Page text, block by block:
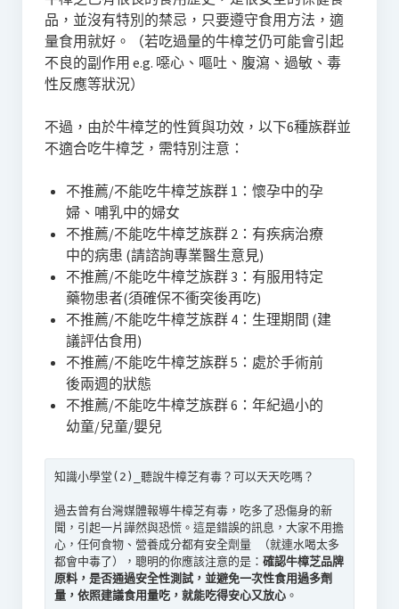
品，並沒有特別的禁忌，只要遵守食用方法，適
量食用就好。（若吃過量的牛樟芝仍可能會引起
不良的副作用 e.g. 噁心、嘔吐、腹瀉、過敏、毒
性反應等狀況）
不過，由於牛樟芝的性質與功效，以下6種族群並
不適合吃牛樟芝，需特別注意：
不推薦/不能吃牛樟芝族群 1：懷孕中的孕
婦、哺乳中的婦女
不推薦/不能吃牛樟芝族群 2：有疾病治療
中的病患 (請諮詢專業醫生意見)
不推薦/不能吃牛樟芝族群 3：有服用特定
藥物患者(須確保不衝突後再吃)
不推薦/不能吃牛樟芝族群 4：生理期間 (建
議評估食用)
不推薦/不能吃牛樟芝族群 5：處於手術前
後兩週的狀態
不推薦/不能吃牛樟芝族群 6：年紀過小的
幼童/兒童/嬰兒
知識小學堂(2)_聽說牛樟芝有毒？可以天天吃嗎？
過去曾有台灣媒體報導牛樟芝有毒，吃多了恐傷身的新
聞，引起一片譁然與恐慌。這是錯誤的訊息，大家不用擔
心，任何食物、營養成分都有安全劑量 （就連水喝太多
都會中毒了），聰明的你應該注意的是： 確認牛樟芝品牌
原料，是否通過安全性測試，並避免一次性食用過多劑
量，依照建議食用量吃，就能吃得安心又放心。